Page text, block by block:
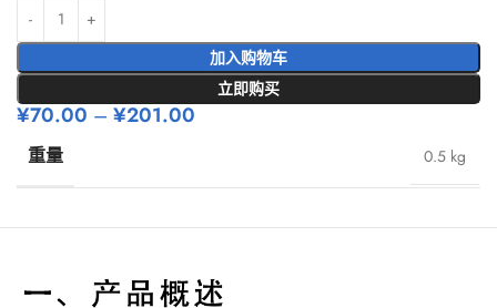
加入购物车
立即购买
¥70.00 – ¥201.00
重量 0.5 kg